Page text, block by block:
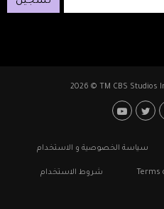
2026 © TM CBS Studios
سياسة الخصوصية و الاستخدام
Terms شروط الاستخدام